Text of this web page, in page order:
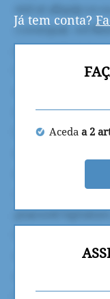
Já tem conta?
Aceda a 2